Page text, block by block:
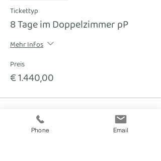
Tickettyp
8 Tage im Doppelzimmer pP
Mehr Infos
Preis
€ 1.440,00
Phone Email